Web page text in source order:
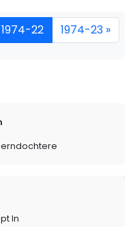
1974-22 1974-23 »
In